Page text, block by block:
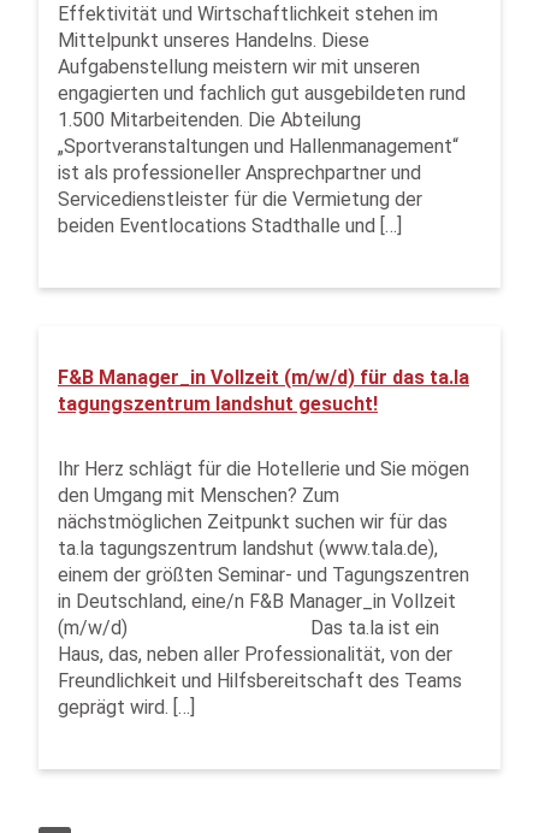
Effektivität und Wirtschaftlichkeit stehen im
Mittelpunkt unseres Handelns. Diese
Aufgabenstellung meistern wir mit unseren
engagierten und fachlich gut ausgebildeten rund
1.500 Mitarbeitenden. Die Abteilung
„Sportveranstaltungen und Hallenmanagement“
ist als professioneller Ansprechpartner und
Servicedienstleister für die Vermietung der
beiden Eventlocations Stadthalle und […]
F&B Manager_in Vollzeit (m/w/d) für das ta.la
tagungszentrum landshut gesucht!
Ihr Herz schlägt für die Hotellerie und Sie mögen
den Umgang mit Menschen? Zum
nächstmöglichen Zeitpunkt suchen wir für das
ta.la tagungszentrum landshut (www.tala.de),
einem der größten Seminar- und Tagungszentren
in Deutschland, eine/n F&B Manager_in Vollzeit
(m/w/d) Das ta.la ist ein
Haus, das, neben aller Professionalität, von der
Freundlichkeit und Hilfsbereitschaft des Teams
geprägt wird. […]